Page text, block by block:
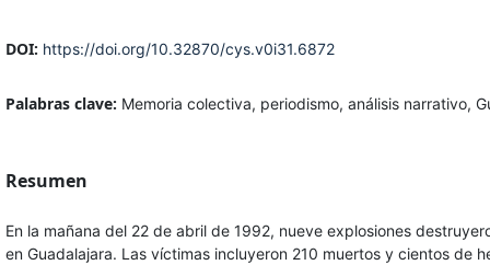
DOI: https://doi.org/10.32870/cys.v0i31.6872
Palabras clave: Memoria colectiva, periodismo, análisis narrativo,
Resumen
En la mañana del 22 de abril de 1992, nueve explosiones
en Guadalajara. Las víctimas incluyeron 210 muertos y cientos de